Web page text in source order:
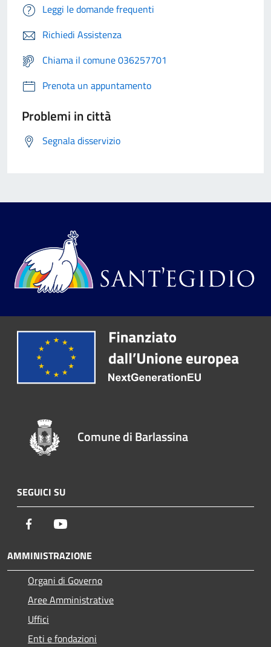
Leggi le domande frequenti
Richiedi Assistenza
Chiama il comune 036257701
Prenota un appuntamento
Problemi in città
Segnala disservizio
Comune di Barlassina
SEGUICI SU
Facebook
AMMINISTRAZIONE
Organi di Governo
Aree Amministrative
Uffici
Enti e fondazioni